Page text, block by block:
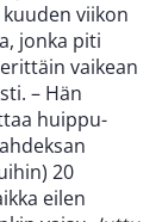
viikon
jonka piti
vaikean
– Hän
huippu-
20
eilen